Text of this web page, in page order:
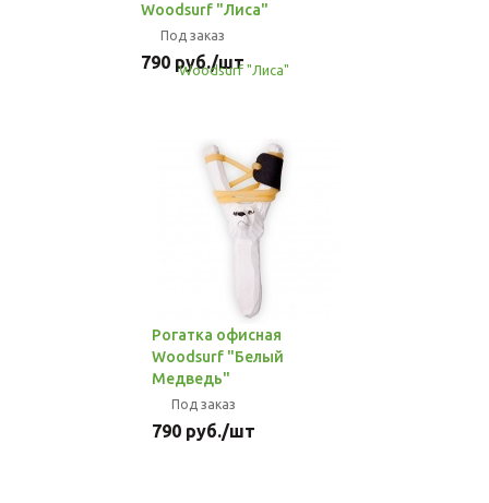
Woodsurf "Лиса"
Под заказ
790 руб./шт
Рогатка офисная
Woodsurf "Белый
Медведь"
Под заказ
790 руб./шт